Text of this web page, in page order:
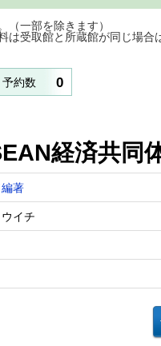
（一部を除きます）
は受取館と所蔵館が同じ場合
予約数 0
経済共
著
イチ